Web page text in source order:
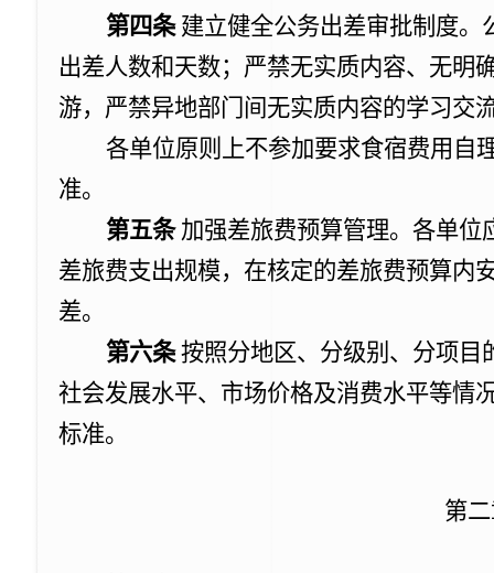
第四条 建立健全公务出差审批制度
出差人数和天数；严禁无实质内容、无明
游，严禁异地部门间无实质内容的学习交
各单位原则上不参加要求食宿费用自
准。
第五条 加强差旅费预算管理。各单
差旅费支出规模， 在核定的差旅费预算内
差。
第六条 按照分地区、分级别、分项目
社会发展水平、市场价格及消费水平等情
标准。
第